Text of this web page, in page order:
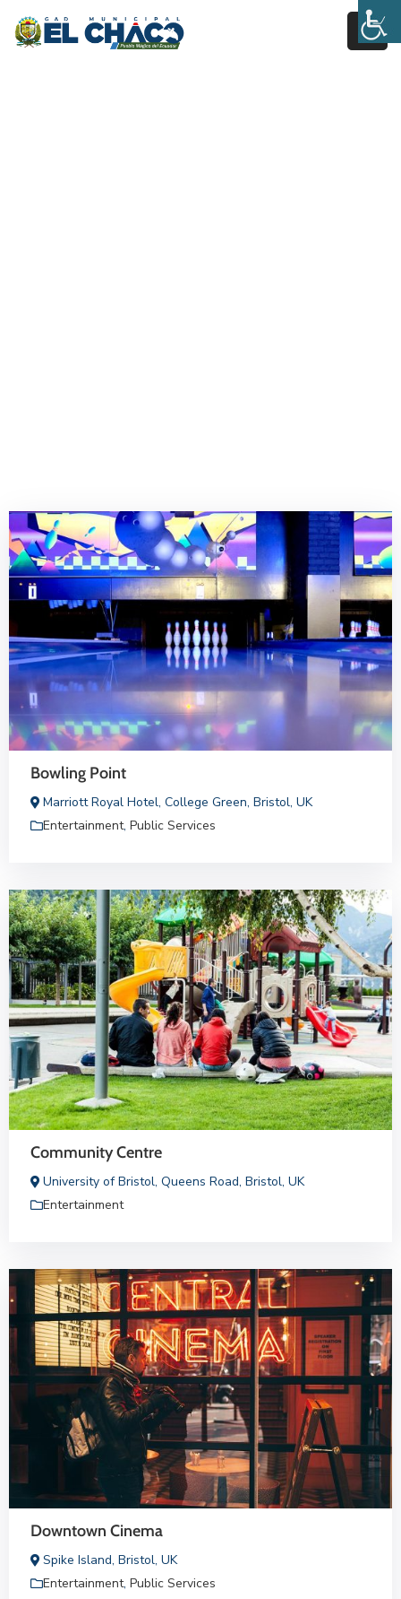
Bowling Point
Marriott Royal Hotel, College Green, Bristol, UK
Entertainment, Public Services
Community Centre
University of Bristol, Queens Road, Bristol, UK
Entertainment
Downtown Cinema
Spike Island, Bristol, UK
Entertainment, Public Services